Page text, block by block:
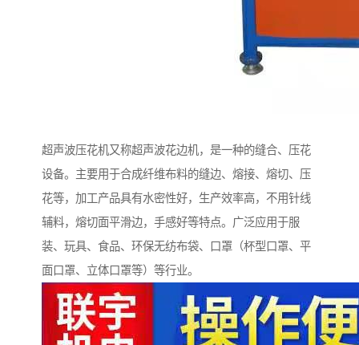
超声波压花机又称超声波花边机，是一种的缝合、压花
设备。主要用于合成纤维布料的缝边、熔接、熔切、压
花等，加工产品具有水密性好，生产效率高，不用针线
辅料，熔切面平滑边，手感好等特点。广泛应用于服
装、玩具、食品、环保无纺布袋、口罩（杯型口罩、平
面口罩、立体口罩等）等行业。